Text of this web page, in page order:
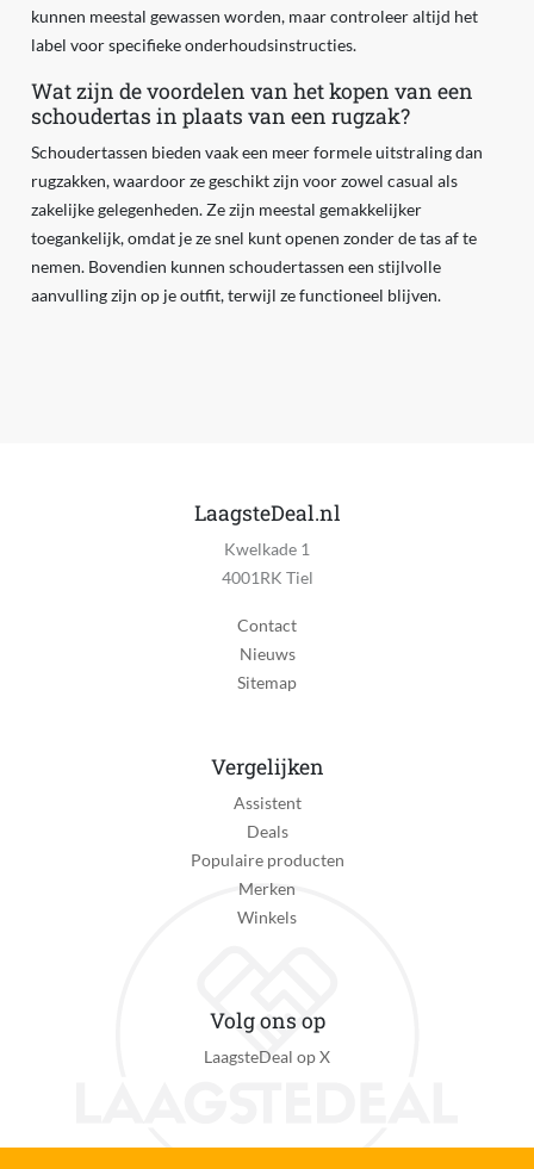
kunnen meestal gewassen worden, maar controleer altijd het
label voor specifieke onderhoudsinstructies.
Wat zijn de voordelen van het kopen van een
schoudertas in plaats van een rugzak?
Schoudertassen bieden vaak een meer formele uitstraling dan
rugzakken, waardoor ze geschikt zijn voor zowel casual als
zakelijke gelegenheden. Ze zijn meestal gemakkelijker
toegankelijk, omdat je ze snel kunt openen zonder de tas af te
nemen. Bovendien kunnen schoudertassen een stijlvolle
aanvulling zijn op je outfit, terwijl ze functioneel blijven.
LaagsteDeal.nl
Kwelkade 1
4001RK Tiel
Contact
Nieuws
Sitemap
Vergelijken
Assistent
Deals
Populaire producten
Merken
Winkels
Volg ons op
LaagsteDeal op X